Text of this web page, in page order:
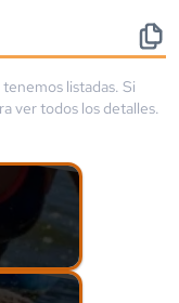
listadas. Si
ver todos los detalles.